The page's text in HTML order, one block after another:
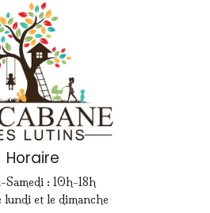
Horaire
Samedi : 10h-18h
lundi et le dimanche